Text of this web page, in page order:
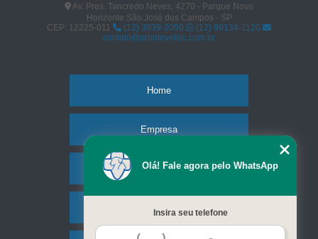
Av. Pres. Tancredo Neves, 4270 - Parque Novo
Horizonte São José dos Campos - SP
CEP: 12225-011
(12) 3939-2050
(12) 99134-1120
contato@prontovetsjc.com.br
Home
Empresa
Missão
Serviços
Olá! Fale agora pelo WhatsApp
Insira seu telefone